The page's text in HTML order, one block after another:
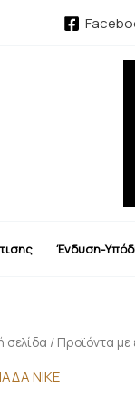
Ένδυση-
σελίδα / Προϊόντα με
NIKE